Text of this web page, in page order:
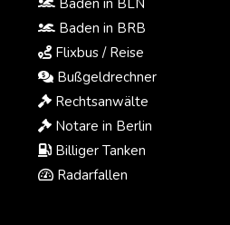
Baden in BRB
Flixbus / Reise
Bußgeldrechner
Rechtsanwälte
Notare in Berlin
Billiger Tanken
Radarfallen